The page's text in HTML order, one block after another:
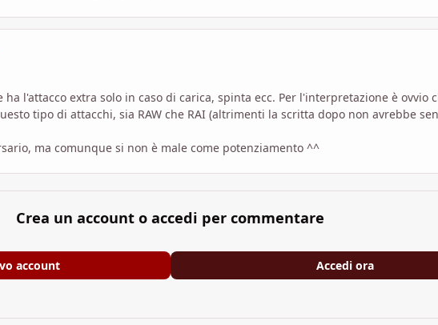
l'attacco extra solo in caso di carica, spinta ecc. Per l'interpretazione è ovvio
tipo di attacchi, sia RAW che RAI (altrimenti la scritta dopo non avrebbe
ma comunque si non è male come potenziamento ^^
Crea un account o accedi per commentare
account Accedi ora